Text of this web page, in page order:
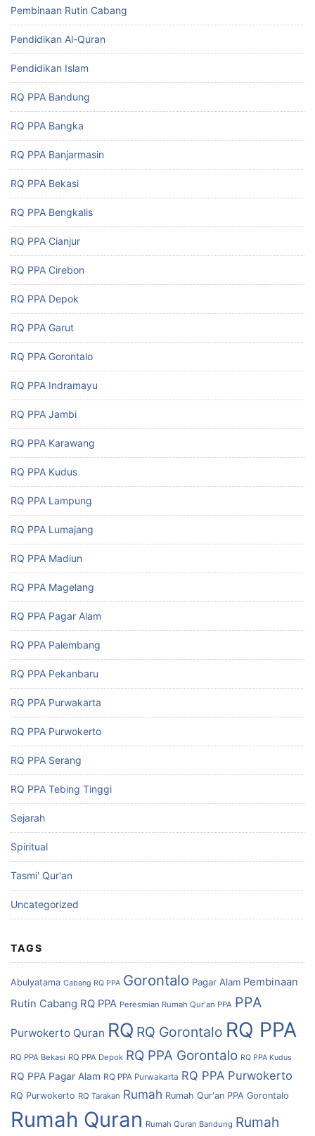
Pembinaan Rutin Cabang
Pendidikan Al-Quran
Pendidikan Islam
RQ PPA Bandung
RQ PPA Bangka
RQ PPA Banjarmasin
RQ PPA Bekasi
RQ PPA Bengkalis
RQ PPA Cianjur
RQ PPA Cirebon
RQ PPA Depok
RQ PPA Garut
RQ PPA Gorontalo
RQ PPA Indramayu
RQ PPA Jambi
RQ PPA Karawang
RQ PPA Kudus
RQ PPA Lampung
RQ PPA Lumajang
RQ PPA Madiun
RQ PPA Magelang
RQ PPA Pagar Alam
RQ PPA Palembang
RQ PPA Pekanbaru
RQ PPA Purwakarta
RQ PPA Purwokerto
RQ PPA Serang
RQ PPA Tebing Tinggi
Sejarah
Spiritual
Tasmi' Qur'an
Uncategorized
TAGS
Abulyatama Cabang RQ PPA Gorontalo Pagar Alam Pembinaan
Rutin Cabang RQ PPA Peresmian Rumah Qur'an PPA PPA
Purwokerto Quran RQ RQ Gorontalo RQ PPA
RQ PPA Bekasi RQ PPA Depok RQ PPA Gorontalo RQ PPA Kudus
RQ PPA Pagar Alam RQ PPA Purwakarta RQ PPA Purwokerto
RQ Purwokerto RQ Tarakan Rumah Rumah Qur'an PPA Gorontalo
Rumah Quran Rumah Quran Bandung Rumah